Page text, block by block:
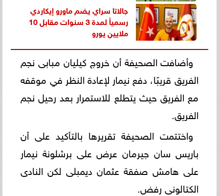
جالاتا سراي يضم ماورو إيكاردي
رسمياً لمدة 3 سنوات مقابل 10
ملايين يورو
وأضافت الصحيفة أن خروج كيليان مبابى نجم
الفريق قريبًا، دفع نيمار لإعادة النظر في موقفه
مع الفريق حيث يتطلع للاستمرار بعد رحيل نجم
الفريق.
واختتمت الصحيفة تقريرها بالتأكيد على أن
باريس سان جيرمان عرض على برشلونة نيمار
على هامش صفقة عثمان ديمبلى لكن النادى
الكتالونى رفض.